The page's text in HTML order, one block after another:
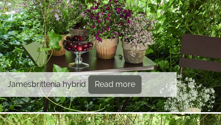
Jamesbrittenia hybrid Read more